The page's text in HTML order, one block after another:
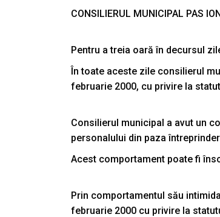
CONSILIERUL MUNICIPAL PAS
Pentru a treia oară în decursul
În toate aceste zile consilierul
februarie 2000, cu privire la
Consilierul municipal a avut un
personalului din paza
Acest comportament poate fi
Prin comportamentul său
februarie 2000 cu privire la